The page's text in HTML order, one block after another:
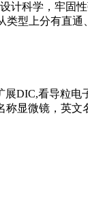
计科学，牢固
类型上分有直
DIC,看导粒电
显微镜，英文